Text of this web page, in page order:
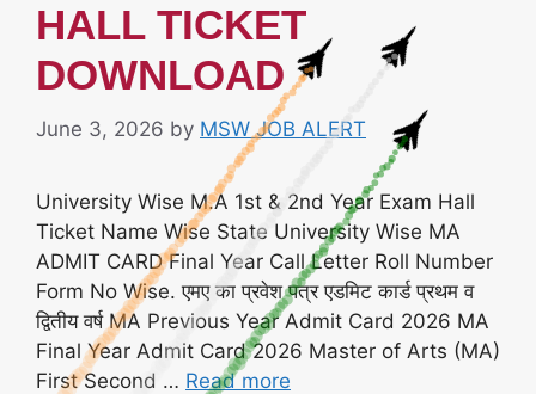
HALL TICKET
DOWNLOAD
June 3, 2026 by MSW JOB ALERT
University Wise M.A 1st & 2nd Year Exam Hall
Ticket Name Wise State University Wise MA
ADMIT CARD Final Year Call Letter Roll Number
Form No Wise. एमए का प्रवेश पत्र एडमिट कार्ड प्रथम व
द्वितीय वर्ष MA Previous Year Admit Card 2026 MA
Final Year Admit Card 2026 Master of Arts (MA)
First Second … Read more